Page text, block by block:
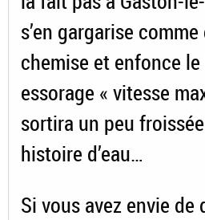
s’en gargarise
chemise et enfonce
essorage « vitesse maxi ».
sortira un peu froissée de cette
histoire d’eau…
Si vous avez envie de